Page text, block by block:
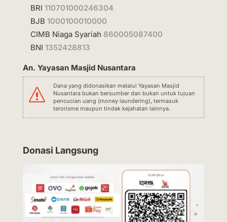
BRI 110701000246304
BJB 1000100010000
CIMB Niaga Syariah 860005087400
BNI 1352428813
An. Yayasan Masjid Nusantara
s
Dana yang didonasikan melalui Yayasan Masjid
Nusantara bukan bersumber dan bukan untuk tujuan
pencucian uang (money laundering), termasuk
terorisme maupun tindak kejahatan lainnya.
Donasi Langsung